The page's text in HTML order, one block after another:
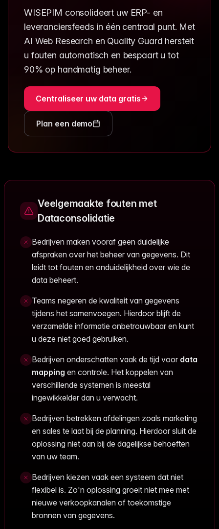
WISEPIM consolideert uw ERP- en
leveranciersfeeds in één centraal punt. Met
AI Web Research en Quality Guard herstelt
u fouten automatisch en bespaart u tot
90% op handmatig beheer.
Centraliseer uw data gratis
Plan een demo
Veelgemaakte fouten met
Dataconsolidatie
Bedrijven maken vooraf geen duidelijke
afspraken over het beheer van gegevens. Dit
leidt tot fouten en onduidelijkheid over wie de
data beheert.
Teams negeren de kwaliteit van gegevens
tijdens het samenvoegen. Hierdoor blijft de
verzamelde informatie onbetrouwbaar en kunt
u deze niet goed gebruiken.
Bedrijven onderschatten vaak de tijd voor data
mapping en controle. Het koppelen van
verschillende systemen is meestal
ingewikkelder dan u verwacht.
Bedrijven betrekken afdelingen zoals marketing
en sales te laat bij de planning. Hierdoor sluit de
oplossing niet aan bij de dagelijkse behoeften
van uw team.
Bedrijven kiezen vaak een systeem dat niet
flexibel is. Zo'n oplossing groeit niet mee met
nieuwe verkoopkanalen of toekomstige
bronnen van gegevens.